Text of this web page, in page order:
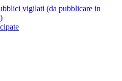
vigilati (da pubblicare in